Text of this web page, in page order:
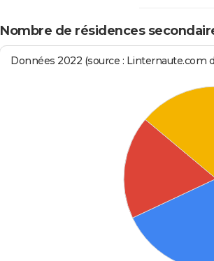
Nombre de résidences
Données 2022 (source : Linternaute.com